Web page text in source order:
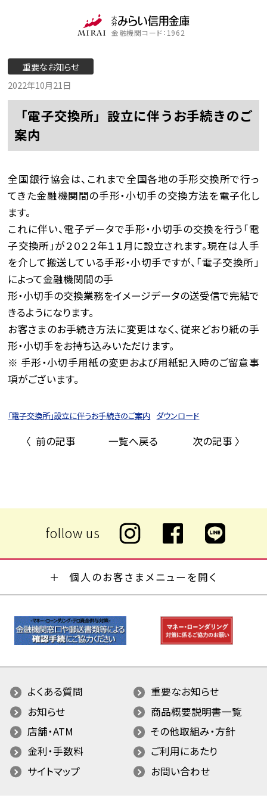
金融機関コード：1962
重要なお知らせ
2022年10月21日
「電子交換所」設立に伴うお手続きのご
案内
全国銀行協会は、これまで全国各地の手形交換所で行っ
てきた金融機関間の手形・小切手の交換方法を電子化し
ます。
これに伴い、電子データで手形・小切手の交換を行う「電
子交換所」が２０２２年１１月に設立されます。現在は人手
を介して搬送している手形・小切手ですが、「電子交換所」
によって金融機関間の手
形・小切手の交換業務をイメージデータの送受信で完結で
きるようになります。
お客さまのお手続き方法に変更はなく、従来どおり紙の手
形・小切手をお持ち込みいただけます。
※ 手形・小切手用紙の変更および用紙記入時のご留意事
項がございます。
「電子交換所」設立に伴うお手続きのご案内 ダウンロード
〈 前の記事 一覧へ戻る 次の記事 〉
個人のお客さまメニューを開く
よくある質問
重要なお知らせ
お知らせ
商品概要説明書一覧
店舗・ATM
その他取組み・方針
金利・手数料
ご利用にあたり
サイトマップ
お問い合わせ